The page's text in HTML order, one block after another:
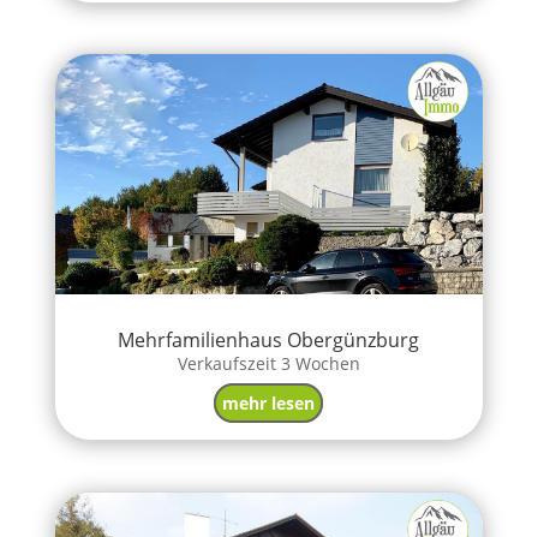
Mehrfamilienhaus Obergünzburg
Verkaufszeit 3 Wochen
mehr lesen